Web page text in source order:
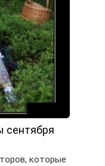
сентября
которые